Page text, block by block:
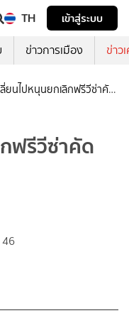
TH
เข้าสู่ระบบ
ข่าวการเมือง ข่าว
ลี่ยนไปหนุนยกเลิกฟรีวีซ่าคัด
ฟรีวีซ่าคัด
46